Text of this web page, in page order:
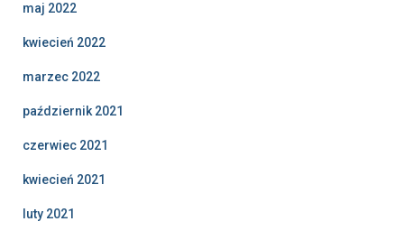
maj 2022
kwiecień 2022
marzec 2022
październik 2021
czerwiec 2021
kwiecień 2021
luty 2021